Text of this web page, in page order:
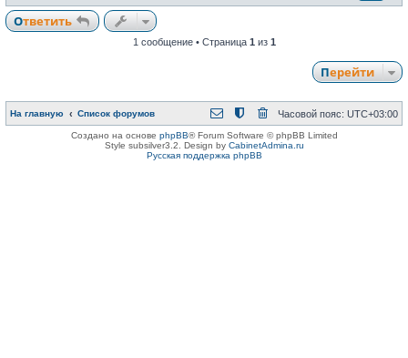
Ответить
1 сообщение • Страница 1 из 1
Перейти
На главную Список форумов Часовой пояс: UTC+03:00
Создано на основе phpBB® Forum Software © phpBB Limited
Style subsilver3.2. Design by CabinetAdmina.ru
Русская поддержка phpBB